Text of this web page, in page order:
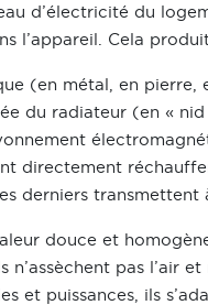
d’électricité du
l’appareil. Cela
(en métal, en
du radiateur (en «
directement
derniers transmettent
douce et
pas l’air
et puissances, ils